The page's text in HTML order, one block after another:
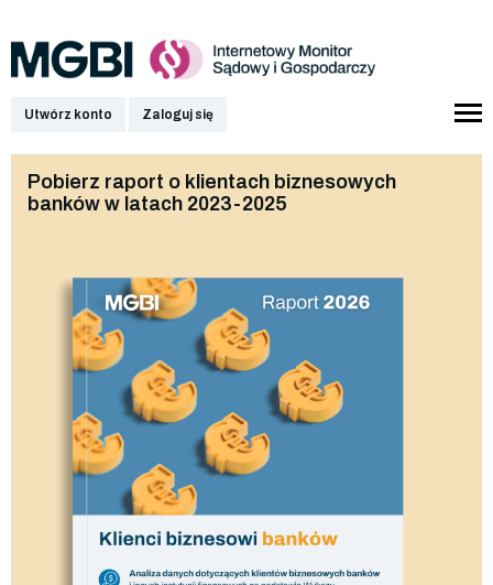
Utwórz konto Zaloguj się
Pobierz raport o klientach biznesowych
banków w latach 2023-2025